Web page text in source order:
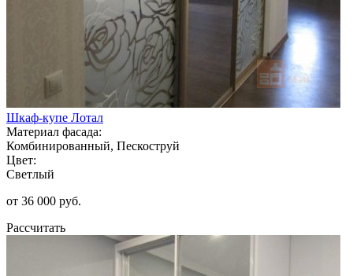
Шкаф-купе Лотал
Материал фасада:
Комбинированный, Пескоструй
Цвет:
Светлый
от 36 000 руб.
Рассчитать